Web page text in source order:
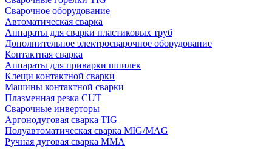
Сварочное оборудование
Автоматическая сварка
Аппараты для сварки пластиковых труб
Дополнительное электросварочное оборудование
Контактная сварка
Аппараты для приварки шпилек
Клещи контактной сварки
Машины контактной сварки
Плазменная резка CUT
Сварочные инверторы
Аргонодуговая сварка TIG
Полуавтоматическая сварка MIG/MAG
Ручная дуговая сварка MMA